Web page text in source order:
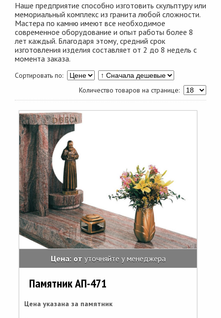
Наше предприятие способно изготовить скульптуру или
мемориальный комплекс из гранита любой сложности.
Мастера по камню имеют все необходимое
современное оборудование и опыт работы более 8
лет каждый. Благодаря этому, средний срок
изготовления изделия составляет от 2 до 8 недель с
момента заказа.
Сортировать по:
Количество товаров на странице:
Цена: от уточняйте у менеджера
Памятник АП-471
Цена указана за памятник